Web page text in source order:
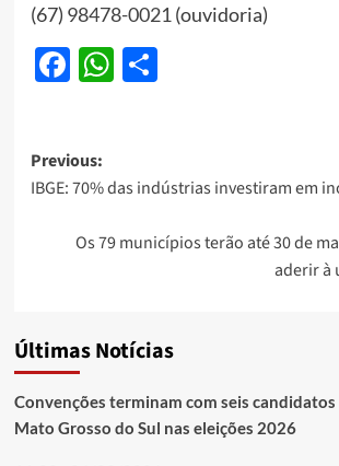
(67) 98478-0021 (ouvidoria)
Facebook
WhatsApp
Share
Post
navigation
Previous:
IBGE: 70% das indústrias investiram em
Os 79 municípios terão até 30 de
aderir à
Últimas Notícias
Convenções terminam com seis
Mato Grosso do Sul nas eleições 2026